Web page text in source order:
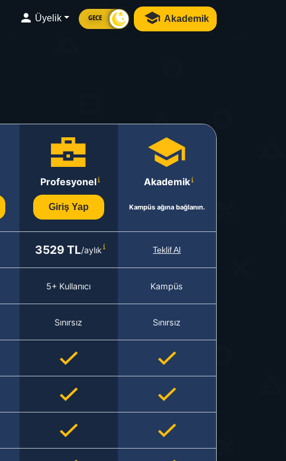
Üyelik GECE Akademik
Profesyonel
Giriş Yap
Akademik
Kampüs ağına bağlanın.
3529 TL/aylık Teklif Al
5+ Kullanıcı Kampüs
Sınırsız Sınırsız